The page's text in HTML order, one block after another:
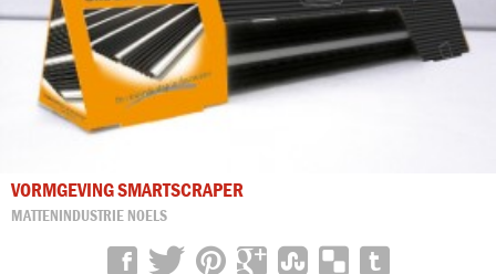
VORMGEVING SMARTSCRAPER
MATTENINDUSTRIE NOELS